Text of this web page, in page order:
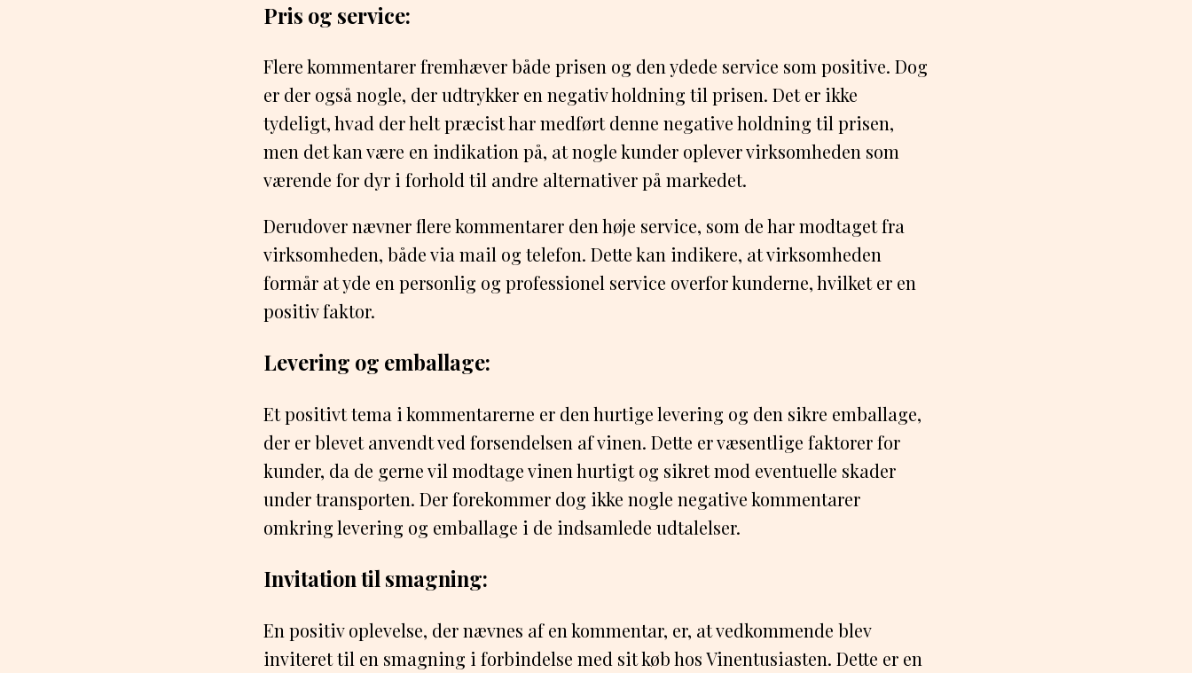
Pris og service:
Flere kommentarer fremhæver både prisen og den ydede service som positive. Dog
er der også nogle, der udtrykker en negativ holdning til prisen. Det er ikke
tydeligt, hvad der helt præcist har medført denne negative holdning til prisen,
men det kan være en indikation på, at nogle kunder oplever virksomheden som
værende for dyr i forhold til andre alternativer på markedet.
Derudover nævner flere kommentarer den høje service, som de har modtaget fra
virksomheden, både via mail og telefon. Dette kan indikere, at virksomheden
formår at yde en personlig og professionel service overfor kunderne, hvilket er en
positiv faktor.
Levering og emballage:
Et positivt tema i kommentarerne er den hurtige levering og den sikre emballage,
der er blevet anvendt ved forsendelsen af vinen. Dette er væsentlige faktorer for
kunder, da de gerne vil modtage vinen hurtigt og sikret mod eventuelle skader
under transporten. Der forekommer dog ikke nogle negative kommentarer
omkring levering og emballage i de indsamlede udtalelser.
Invitation til smagning:
En positiv oplevelse, der nævnes af en kommentar, er, at vedkommende blev
inviteret til en smagning i forbindelse med sit køb hos Vinentusiasten. Dette er en